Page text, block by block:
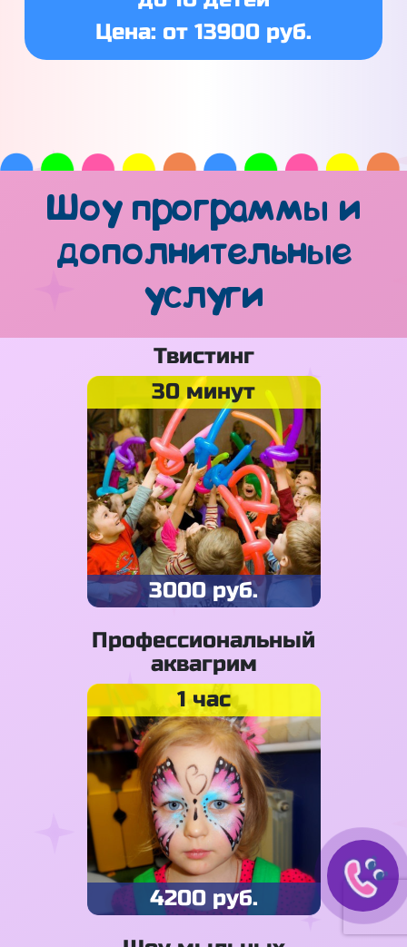
Цена: от 13900 руб.
Шоу программы и
дополнительные
услуги
Твистинг
30 минут
3000 руб.
Профессиональный
аквагрим
1 час
4200 руб.